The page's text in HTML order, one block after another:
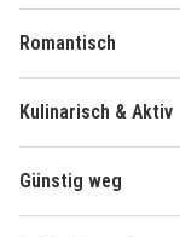
Romantisch
Kulinarisch & Aktiv
Günstig weg